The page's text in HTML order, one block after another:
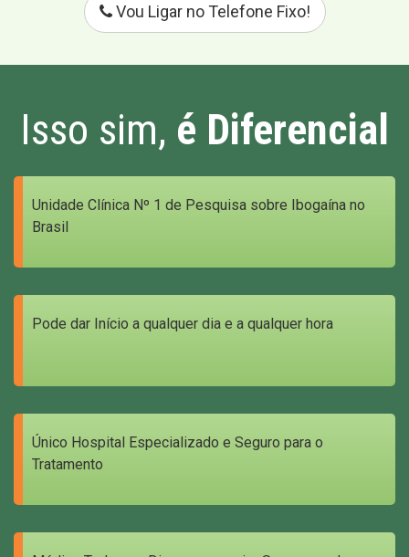
Vou Ligar no Telefone Fixo!
Isso sim, é Diferencial
Unidade Clínica Nº 1 de Pesquisa sobre Ibogaína no
Brasil
Pode dar Início a qualquer dia e a qualquer hora
Único Hospital Especializado e Seguro para o
Tratamento